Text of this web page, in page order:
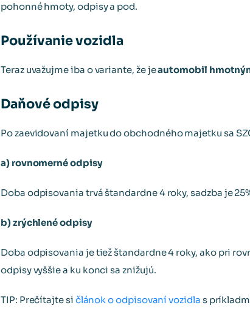
pohonné hmoty, odpisy a pod.
Používanie vozidla
Teraz uvažujme iba o variante, že jeautomobil
Daňové odpisy
Po zaevidovaní majetku do obchodného majetku sa
a) rovnomerné odpisy
Doba odpisovania trvá štandardne 4 roky, sadzba je
b) zrýchlené odpisy
Doba odpisovania je tiež štandardne 4 roky, ako pri
odpisy vyššie a ku konci sa znižujú.
TIP: Prečítajte si článok o odpisovaní vozidla s